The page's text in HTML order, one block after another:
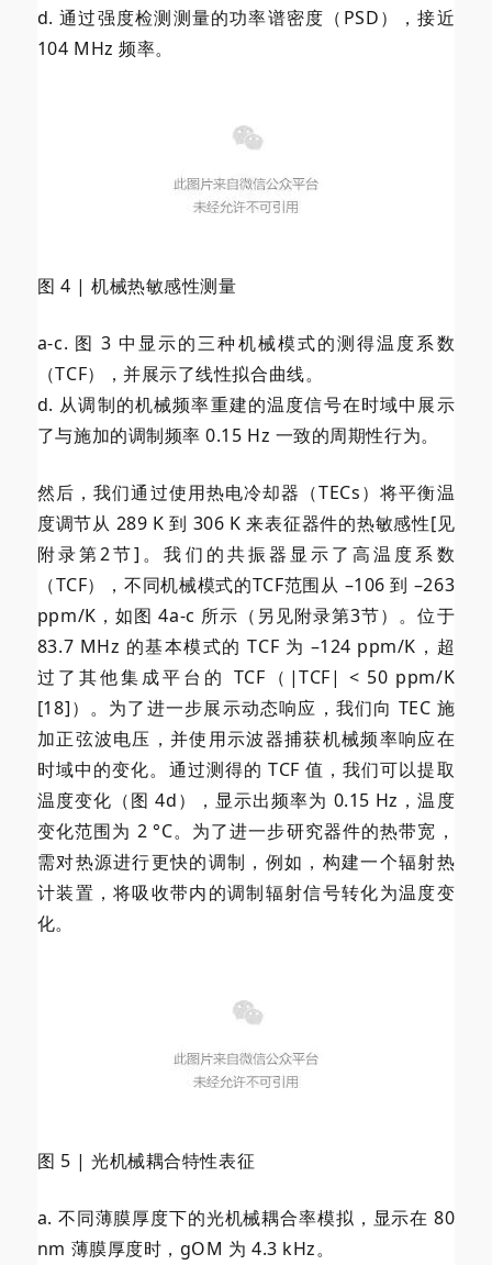
d. 通过强度检测测量的功率谱密度（PSD），接近
104 MHz 频率。
图 4 | 机械热敏感性测量
a-c. 图 3 中显示的三种机械模式的测得温度系数
（TCF），并展示了线性拟合曲线。
d. 从调制的机械频率重建的温度信号在时域中展示
了与施加的调制频率 0.15 Hz 一致的周期性行为。
然后，我们通过使用热电冷却器（TECs）将平衡温
度调节从 289 K 到 306 K 来表征器件的热敏感性[见
附录第2节]。我们的共振器显示了高温度系数
（TCF），不同机械模式的TCF范围从 –106 到 –263
ppm/K，如图 4a-c 所示（另见附录第3节）。位于
83.7 MHz 的基本模式的 TCF 为 –124 ppm/K，超
过了其他集成平台的 TCF（|TCF| < 50 ppm/K
[18]）。为了进一步展示动态响应，我们向 TEC 施
加正弦波电压，并使用示波器捕获机械频率响应在
时域中的变化。通过测得的 TCF 值，我们可以提取
温度变化（图 4d），显示出频率为 0.15 Hz，温度
变化范围为 2 °C。为了进一步研究器件的热带宽，
需对热源进行更快的调制，例如，构建一个辐射热
计装置，将吸收带内的调制辐射信号转化为温度变
化。
图 5 | 光机械耦合特性表征
a. 不同薄膜厚度下的光机械耦合率模拟，显示在 80
nm 薄膜厚度时，gOM 为 4.3 kHz。